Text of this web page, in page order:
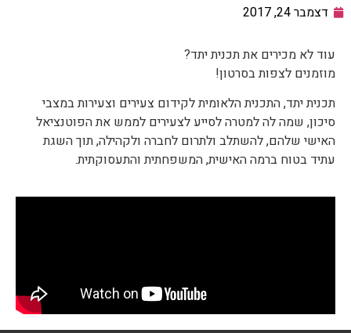
דצמבר 24, 2017
עוד לא מכירים את תכנית יתד?
מוזמנים לצפות בסרטון!
תכנית יתד, התכנית הלאומית לקידום צעירים וצעירות במצבי
סיכון, שמה לה למטרה לסייע לצעירים לממש את הפוטנציאל
האישי שלהם, להשתלב ולתרום לחברה ולקהילה, תוך השגת
עתיד בטוח ברמה האישית, המשפחתית והתעסוקתית.